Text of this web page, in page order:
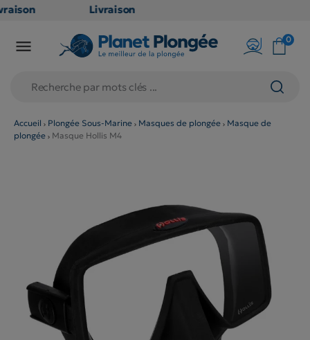
Livraison
en point
79€
(hors
produits
 0
Accueil Plongée Sous-Marine Masques de plongée
Masque de
plongée
Masque Hollis M4